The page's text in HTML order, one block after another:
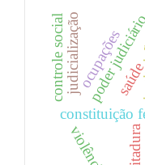
constituição
ditadura
poder
judicializaçãoocupações
controle social
violência.